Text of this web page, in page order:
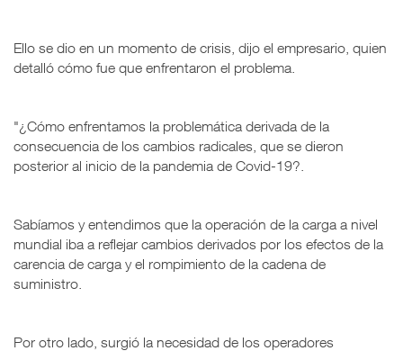
Ello se dio en un momento de crisis, dijo el empresario, quien
detalló cómo fue que enfrentaron el problema.
"¿Cómo enfrentamos la problemática derivada de la
consecuencia de los cambios radicales, que se dieron
posterior al inicio de la pandemia de Covid-19?.
Sabíamos y entendimos que la operación de la carga a nivel
mundial iba a reflejar cambios derivados por los efectos de la
carencia de carga y el rompimiento de la cadena de
suministro.
Por otro lado, surgió la necesidad de los operadores